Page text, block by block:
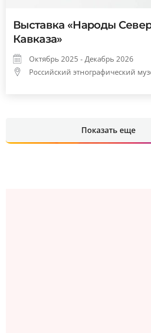
Выставка «Народы
Кавказа»
Октябрь 2025 - Декабрь 2026
Российский этнографический
Показать еще